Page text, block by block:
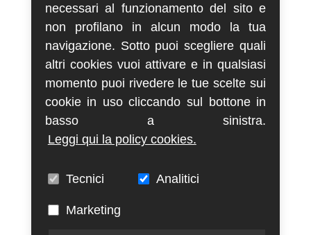
necessari al funzionamento del sito e
non profilano in alcun modo la tua
navigazione. Sotto puoi scegliere quali
altri cookies vuoi attivare e in qualsiasi
momento puoi rivedere le tue scelte sui
cookie in uso cliccando sul bottone in
basso a sinistra.
Leggi qui la policy cookies.
Tecnici Analitici
Marketing